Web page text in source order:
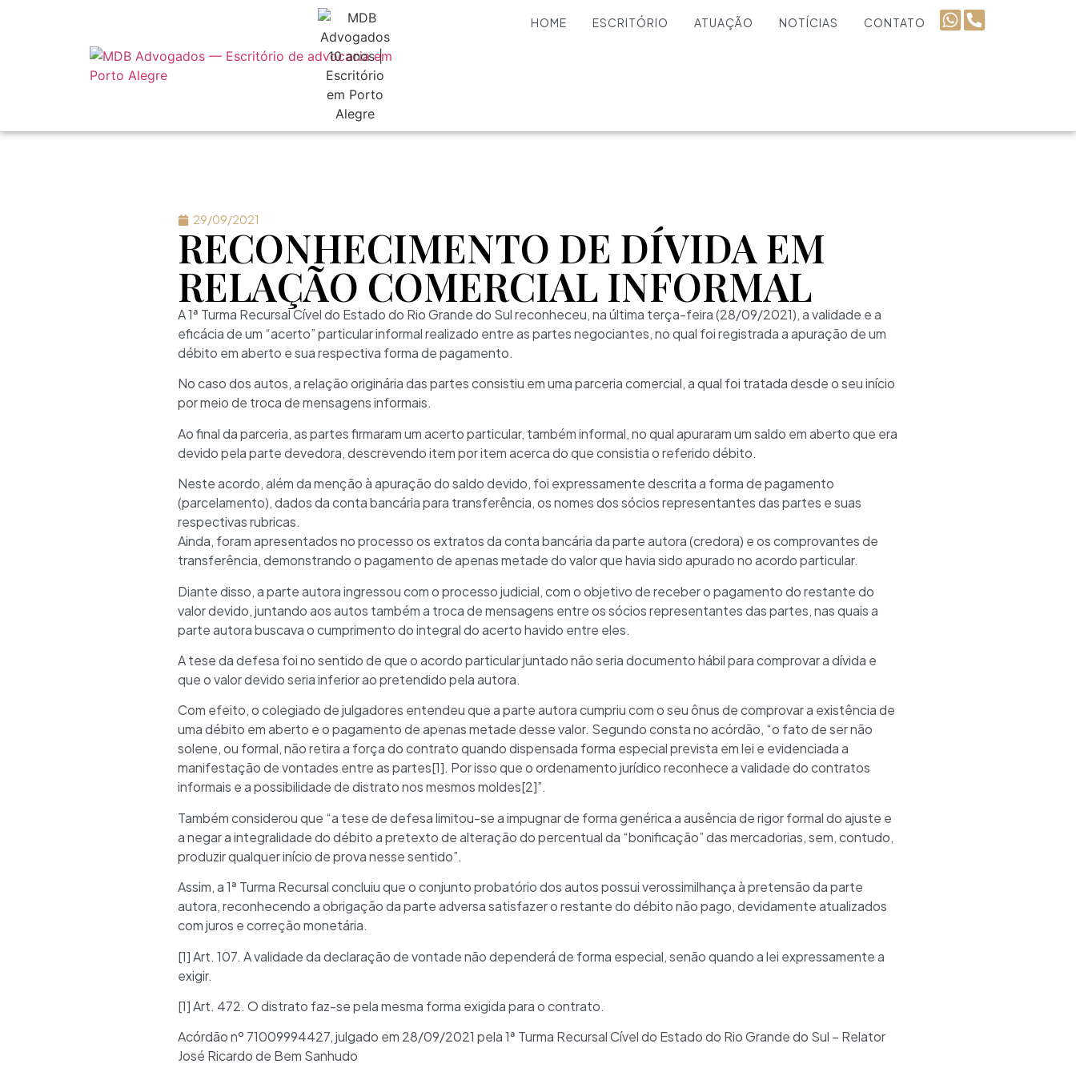
HOME ESCRITÓRIO ATUAÇÃO NOTÍCIAS CONTATO
29/09/2021
RECONHECIMENTO DE DÍVIDA EM
RELAÇÃO COMERCIAL INFORMAL
A 1ª Turma Recursal Cível do Estado do Rio Grande do Sul reconheceu, na última terça-feira (28/09/2021), a validade e a
eficácia de um “acerto” particular informal realizado entre as partes negociantes, no qual foi registrada a apuração de um
débito em aberto e sua respectiva forma de pagamento.
No caso dos autos, a relação originária das partes consistiu em uma parceria comercial, a qual foi tratada desde o seu início
por meio de troca de mensagens informais.
Ao final da parceria, as partes firmaram um acerto particular, também informal, no qual apuraram um saldo em aberto que era
devido pela parte devedora, descrevendo item por item acerca do que consistia o referido débito.
Neste acordo, além da menção à apuração do saldo devido, foi expressamente descrita a forma de pagamento
(parcelamento), dados da conta bancária para transferência, os nomes dos sócios representantes das partes e suas
respectivas rubricas.
Ainda, foram apresentados no processo os extratos da conta bancária da parte autora (credora) e os comprovantes de
transferência, demonstrando o pagamento de apenas metade do valor que havia sido apurado no acordo particular.
Diante disso, a parte autora ingressou com o processo judicial, com o objetivo de receber o pagamento do restante do
valor devido, juntando aos autos também a troca de mensagens entre os sócios representantes das partes, nas quais a
parte autora buscava o cumprimento do integral do acerto havido entre eles.
A tese da defesa foi no sentido de que o acordo particular juntado não seria documento hábil para comprovar a dívida e
que o valor devido seria inferior ao pretendido pela autora.
Com efeito, o colegiado de julgadores entendeu que a parte autora cumpriu com o seu ônus de comprovar a existência de
uma débito em aberto e o pagamento de apenas metade desse valor. Segundo consta no acórdão, “o fato de ser não
solene, ou formal, não retira a força do contrato quando dispensada forma especial prevista em lei e evidenciada a
manifestação de vontades entre as partes[1]. Por isso que o ordenamento jurídico reconhece a validade do contratos
informais e a possibilidade de distrato nos mesmos moldes[2]”.
Também considerou que “a tese de defesa limitou-se a impugnar de forma genérica a ausência de rigor formal do ajuste e
a negar a integralidade do débito a pretexto de alteração do percentual da “bonificação” das mercadorias, sem, contudo,
produzir qualquer início de prova nesse sentido”.
Assim, a 1ª Turma Recursal concluiu que o conjunto probatório dos autos possui verossimilhança à pretensão da parte
autora, reconhecendo a obrigação da parte adversa satisfazer o restante do débito não pago, devidamente atualizados
com juros e correção monetária.
[1] Art. 107. A validade da declaração de vontade não dependerá de forma especial, senão quando a lei expressamente a
exigir.
[1] Art. 472. O distrato faz-se pela mesma forma exigida para o contrato.
Acórdão nº 71009994427, julgado em 28/09/2021 pela 1ª Turma Recursal Cível do Estado do Rio Grande do Sul – Relator
José Ricardo de Bem Sanhudo